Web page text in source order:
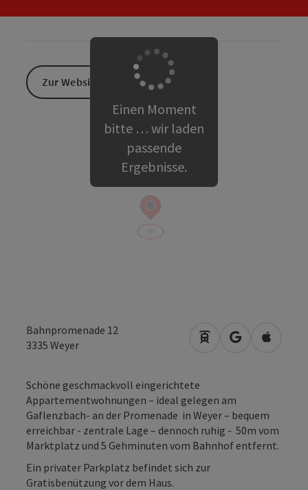
Bahnpromenade 12
3335 Weyer Anreise mit
in Google
in
Schöne geschmackvoll eingerichtete
Appartementwohnungen – ideal gelegen am
Gaflenzbach- an der Promenade in Weyer – bequem
erreichbar - zentrale Lage – dennoch ruhig - 50m vom
Marktplatz und 5 Gehminuten vom Bahnhof entfernt.
Ein privater Parkplatz befindet sich zur
Gratisbenützung vor dem Haus.
Einen Moment
bitte … wir laden
passende
Ergebnisse.
Zur Website